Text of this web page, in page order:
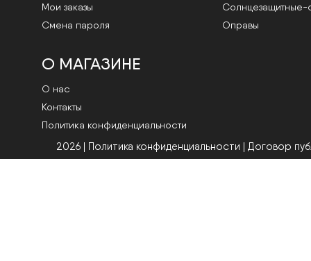
Мои заказы
Смена пароля
Cолнцезащитные-
Оправы
О МАГАЗИНЕ
О нас
Контакты
Политика конфиденциальности
2026 | Политика конфиденциальности | Договор